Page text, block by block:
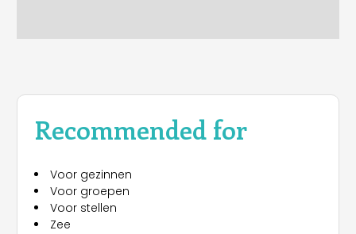
Recommended for
Voor gezinnen
Voor groepen
Voor stellen
Zee